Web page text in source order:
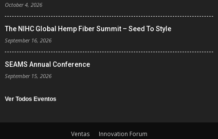
October 4, 2026
The NIHC Global Hemp Fiber Summit – Seed To Style
September 16, 2026
SEAMS Annual Conference
September 15, 2026
Ver Todos Eventos
Ventas Innovation Forum